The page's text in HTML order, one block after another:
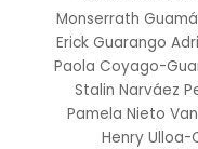
Monserrath
Erick Guarango
Paola Coyago-
Stalin Narváez
Pamela Nieto
Henry Ulloa-